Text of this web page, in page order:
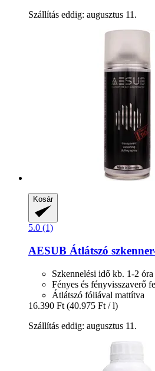
Szállítás eddig: augusztus 11.
Kosár
5.0 (1)
AESUB Átlátszó
Szkennelési idő kb. 1-2 óra
Fényes és fényvisszaverő
Átlátszó fóliával mattítva
16.390 Ft (40.975 Ft / l)
Szállítás eddig: augusztus 11.